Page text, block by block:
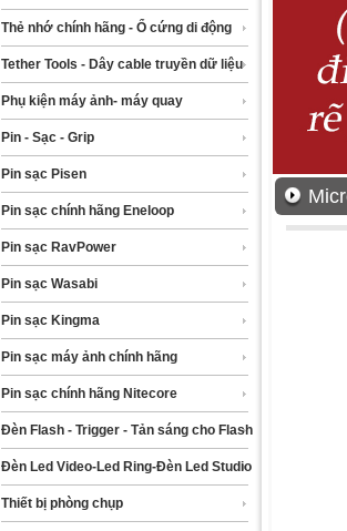
Thẻ nhớ chính hãng - Ổ cứng di động
Tether Tools - Dây cable truyền dữ liệu
Phụ kiện máy ảnh- máy quay
Pin - Sạc - Grip
Pin sạc Pisen
Pin sạc chính hãng Eneloop
Pin sạc RavPower
Pin sạc Wasabi
Pin sạc Kingma
Pin sạc máy ảnh chính hãng
Pin sạc chính hãng Nitecore
Đèn Flash - Trigger - Tản sáng cho Flash
Đèn Led Video-Led Ring-Đèn Led Studio
Thiết bị phòng chụp